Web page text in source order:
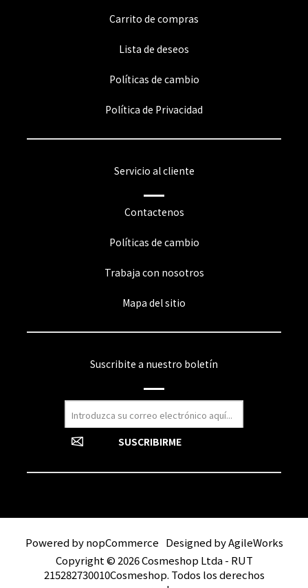
Carrito de compras
Lista de deseos
Políticas de cambio
Política de Privacidad
Servicio al cliente
Contactenos
Políticas de cambio
Trabaja con nosotros
Mapa del sitio
Suscribite a nuestro boletín
Powered bynopCommerce Designed byAgileWorks
Copyright © 2026 Cosmeshop Ltda - RUT
215282730010Cosmeshop. Todos los derechos